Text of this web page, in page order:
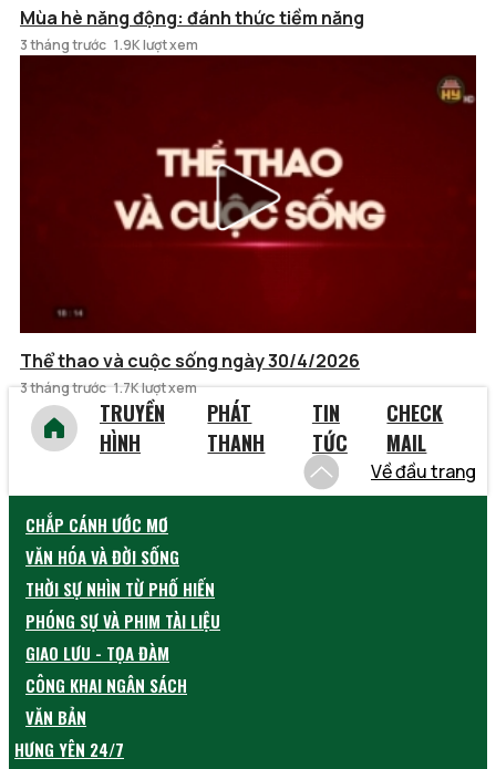
Mùa hè năng động: đánh thức tiềm năng
3 tháng trước 1.9K lượt xem
Thể thao và cuộc sống ngày 30/4/2026
3 tháng trước 1.7K lượt xem
TRUYỀN
HÌNH
PHÁT
THANH
TIN
TỨC
CHECK
MAIL
Về đầu trang
CHẮP CÁNH ƯỚC MƠ
VĂN HÓA VÀ ĐỜI SỐNG
THỜI SỰ NHÌN TỪ PHỐ HIẾN
PHÓNG SỰ VÀ PHIM TÀI LIỆU
GIAO LƯU - TỌA ĐÀM
CÔNG KHAI NGÂN SÁCH
VĂN BẢN
HƯNG YÊN 24/7